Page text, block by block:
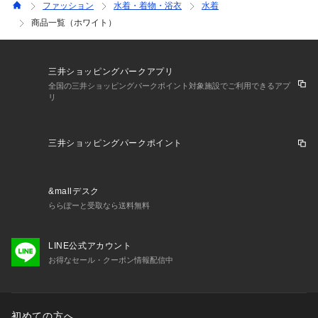
ファッション 水着・着物・浴衣
水着
商品一覧（ホワイト）
三井ショッピングパークアプリ
全国の三井ショッピングパークポイント対象施設でご利用できるアプ
リ
三井ショッピングパークポイント
&mallデスク
ららぽーと受取なら送料無料
LINE公式アカウント
お得なセール・クーポン情報配信中